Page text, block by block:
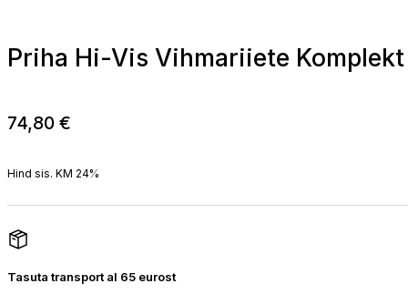
Priha Hi-Vis Vihmariiete Komplekt
74,80 €
Hind sis. KM 24%
Tasuta transport al 65 eurost